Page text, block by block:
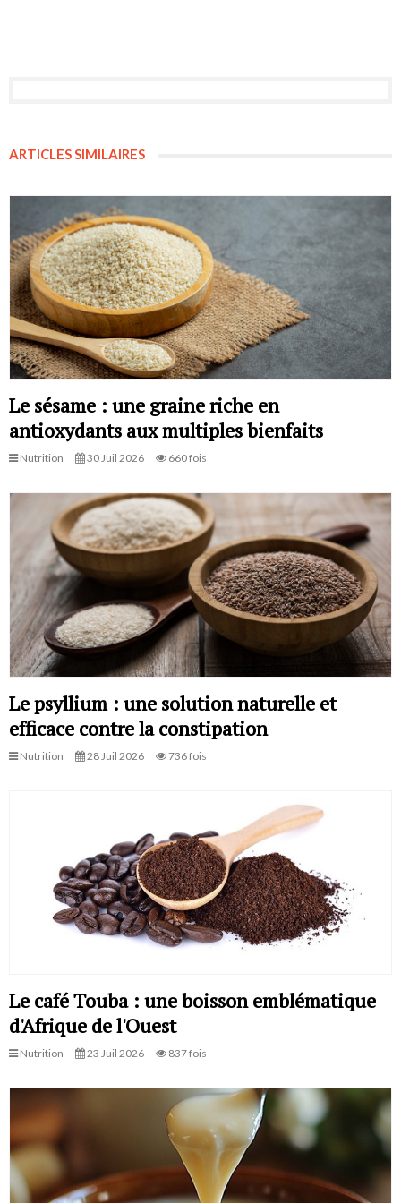
ARTICLES SIMILAIRES
Le sésame : une graine riche en
antioxydants aux multiples bienfaits
Nutrition 30 Juil 2026 660 fois
Le psyllium : une solution naturelle et
efficace contre la constipation
Nutrition 28 Juil 2026 736 fois
Le café Touba : une boisson emblématique
d'Afrique de l'Ouest
Nutrition 23 Juil 2026 837 fois